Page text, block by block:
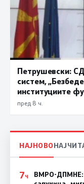
Петрушевски:
систем,
институциите
пред 8 ч.
НАЈНОВО
7Ч
ВМРО-ДПМНЕ: